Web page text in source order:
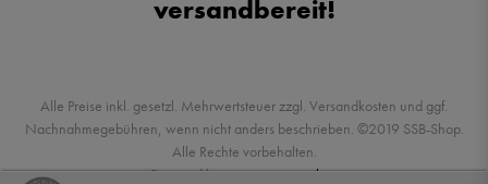
versandbereit!
Alle Preise inkl. gesetzl. Mehrwertsteuer zzgl. Versandkosten und ggf.
Nachnahmegebühren, wenn nicht anders beschrieben. ©2019 SSB-Shop.
Alle Rechte vorbehalten.
Powered bycreateyourtemplate